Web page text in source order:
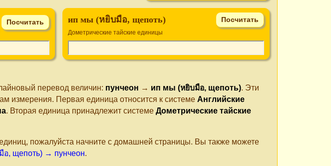
ип мы (หยิบมือ, щепоть)
Дометрические тайские единицы
перевод величин: пунчеон → ип мы (หยิบมือ, щепоть). Эти
измерения. Первая единица относится к системе Английские
. Вторая единица принадлежит системе Дометрические тайские
пожалуйста начните с домашней страницы. Вы также можете
อ, щепоть) → пунчеон.